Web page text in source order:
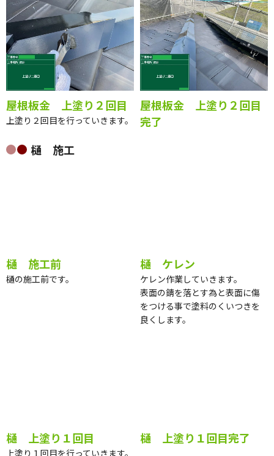
屋根板金 上塗り２回目
上塗り２回目を行っていきます。
屋根板金 上塗り２回目
完了
樋 施工
樋 施工前 樋 ケレン
ケレン作業していきます。
表面の錆を落とす為と表面に傷
をつける事で塗料のくいつきを